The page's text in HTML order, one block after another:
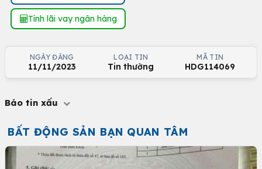
Tính lãi vay ngân hàng
NGÀY ĐĂNG
11/11/2023
LOẠI TIN
Tin thường
MÃ TIN
HDG114069
Báo tin xấu
BẤT ĐỘNG SẢN BẠN QUAN TÂM